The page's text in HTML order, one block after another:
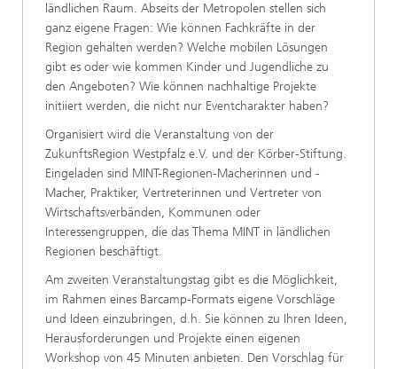
ländlichen Raum. Abseits der Metropolen stellen sich
ganz eigene Fragen: Wie können Fachkräfte in der
Region gehalten werden? Welche mobilen Lösungen
gibt es oder wie kommen Kinder und Jugendliche zu
den Angeboten? Wie können nachhaltige Projekte
initiiert werden, die nicht nur Eventcharakter haben?
Organisiert wird die Veranstaltung von der
ZukunftsRegion Westpfalz e.V. und der Körber-Stiftung.
Eingeladen sind MINT-Regionen-Macherinnen und -
Macher, Praktiker, Vertreterinnen und Vertreter von
Wirtschaftsverbänden, Kommunen oder
Interessengruppen, die das Thema MINT in ländlichen
Regionen beschäftigt.
Am zweiten Veranstaltungstag gibt es die Möglichkeit,
im Rahmen eines Barcamp-Formats eigene Vorschläge
und Ideen einzubringen, d.h. Sie können zu Ihren Ideen,
Herausforderungen und Projekte einen eigenen
Workshop von 45 Minuten anbieten. Den Vorschlag für